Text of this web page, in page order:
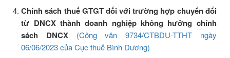
Chính sách thuế GTGT đối với trường hợp chuyển đổi
từ DNCX thành doanh nghiệp không hưởng chính
sách DNCX
(Công văn 9734/CTBDU-TTHT ngày
06/06/2023 của Cục thuế Bình Dương)